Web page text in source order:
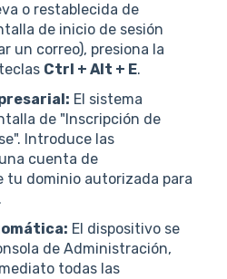
o restablecida de
de inicio de sesión
un correo), presiona la
Ctrl + Alt + E.
El sistema
de "Inscripción de
Introduce las
cuenta de
tu dominio autorizada para
El dispositivo se
de Administración,
todas las